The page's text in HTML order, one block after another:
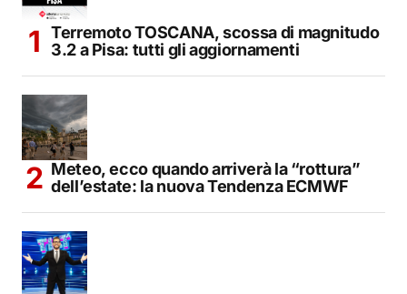
Terremoto TOSCANA, scossa di magnitudo
3.2 a Pisa: tutti gli aggiornamenti
Meteo, ecco quando arriverà la “rottura”
dell’estate: la nuova Tendenza ECMWF